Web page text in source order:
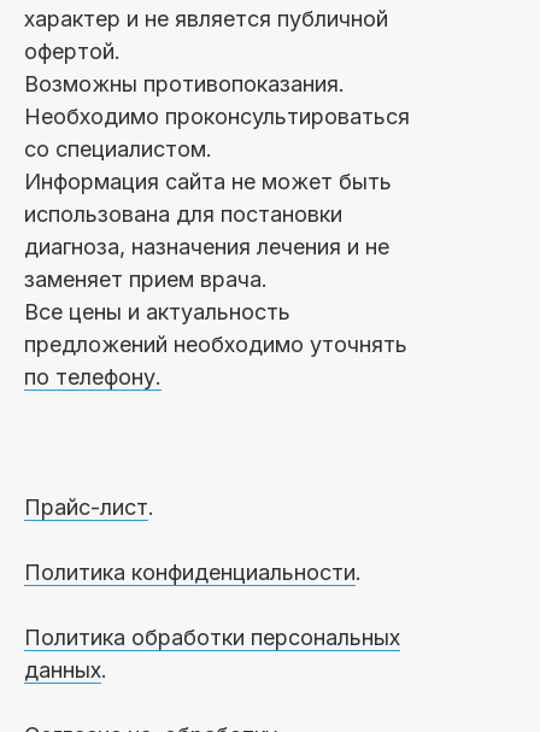
характер и не является публичной
офертой.
Возможны противопоказания.
Необходимо проконсультироваться
со специалистом.
Информация сайта не может быть
использована для постановки
диагноза, назначения лечения и не
заменяет прием врача.
Все цены и актуальность
предложений необходимо уточнять
по телефону.
Прайс-лист.
Политика конфиденциальности.
Политика обработки персональных
данных.